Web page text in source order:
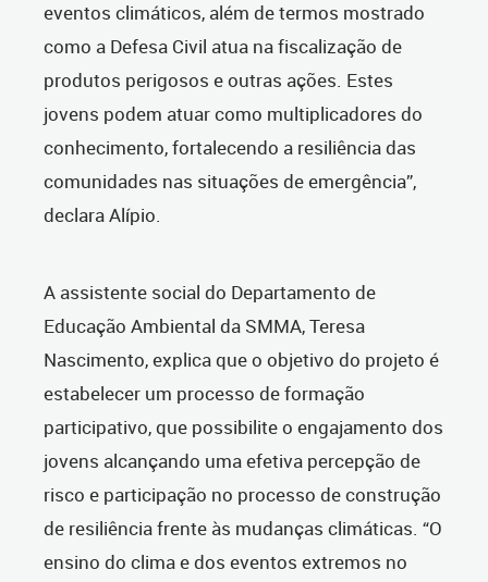
eventos climáticos, além de termos mostrado
como a Defesa Civil atua na fiscalização de
produtos perigosos e outras ações. Estes
jovens podem atuar como multiplicadores do
conhecimento, fortalecendo a resiliência das
comunidades nas situações de emergência”,
declara Alípio.
A assistente social do Departamento de
Educação Ambiental da SMMA, Teresa
Nascimento, explica que o objetivo do projeto é
estabelecer um processo de formação
participativo, que possibilite o engajamento dos
jovens alcançando uma efetiva percepção de
risco e participação no processo de construção
de resiliência frente às mudanças climáticas. “O
ensino do clima e dos eventos extremos no